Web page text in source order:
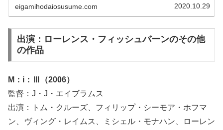
ャスト、感想についてもお伝えしていますので、動画配信
てください。
eigamihodaiosusume.com 2020.10.29
出演：ローレンス・フィッシュバーンのその他
の作品
M：i：Ⅲ（2006）
監督：J・J・エイブラムス
出演：トム・クルーズ、フィリップ・シーモア・ホフマ
ン、ヴィング・レイムス、ミシェル・モナハン、ローレン